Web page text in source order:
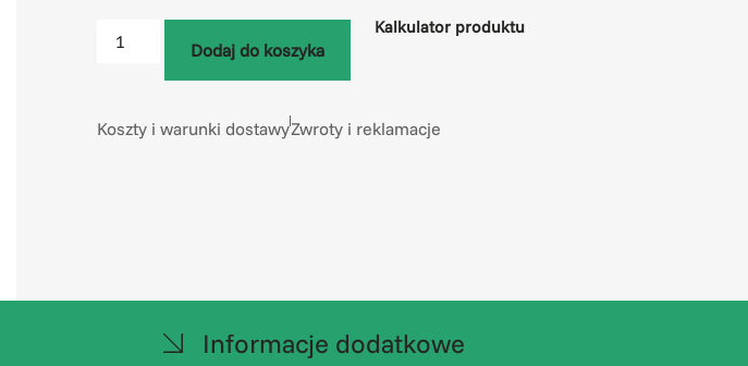
Dodaj do koszyka
Kalkulator produktu
Koszty i warunki dostawyZwroty i reklamacje
Informacje dodatkowe